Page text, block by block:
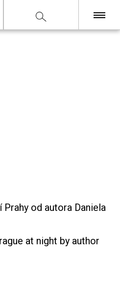
In the night 2
od autora Daniela
at night by author